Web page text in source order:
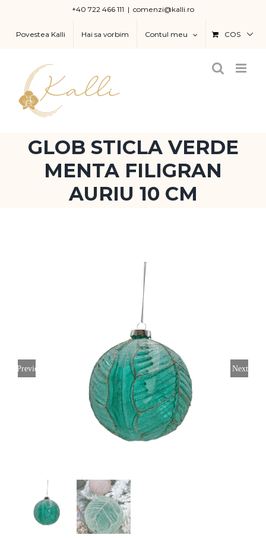
content
+40 722 466 111 | comenzi@kalli.ro
Povestea Kalli Hai sa vorbim Contul meu COS
GLOB STICLA VERDE
MENTA FILIGRAN
AURIU 10 CM
Previous Next